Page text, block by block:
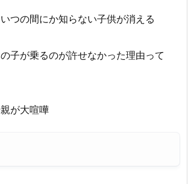
つの間にか知らない子供が消える
子が乗るのが許せなかった理由って
が大喧嘩